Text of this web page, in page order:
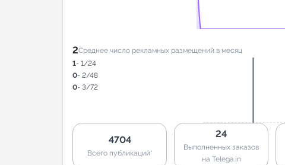
2Среднее число рекламных размещений в месяц
1- 1/24
0- 2/48
0- 3/72
4704
Всего публикаций*
24
Выполненных заказов
на Telega.in